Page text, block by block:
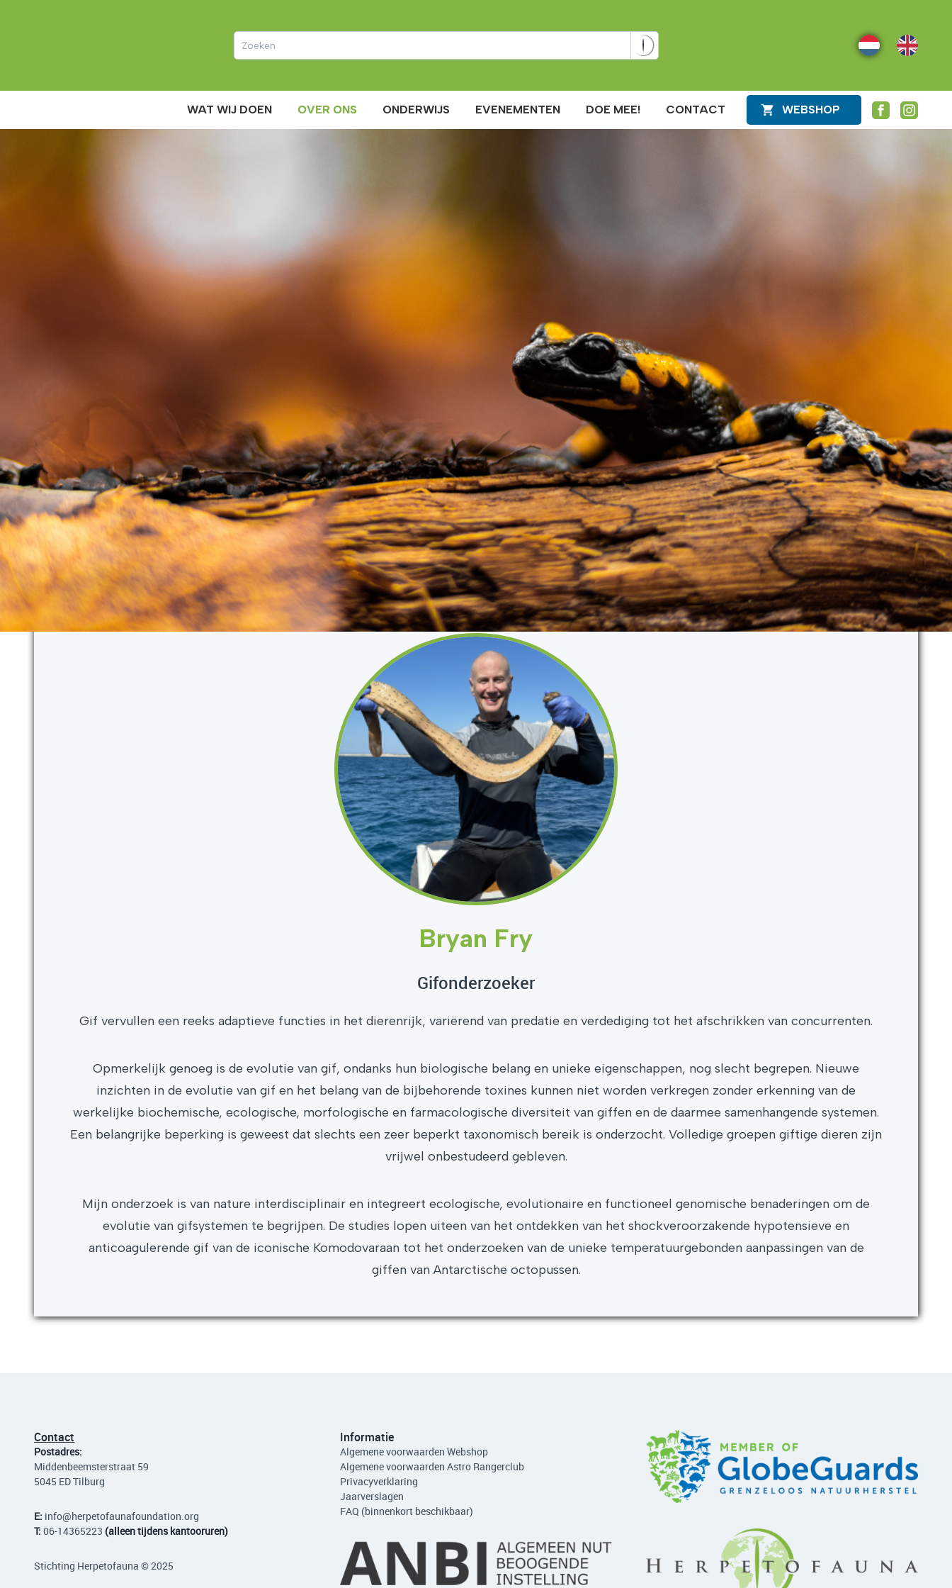
NL EN
WAT WIJ DOEN OVER ONS ONDERWIJS EVENEMENTEN DOE MEE! CONTACT WEBSHOP
Ambassadeurs
Bryan Fry
Gifonderzoeker
Gif vervullen een reeks adaptieve functies in het dierenrijk, variërend van predatie en verdediging tot het afschrikken van concurrenten.
Opmerkelijk genoeg is de evolutie van gif, ondanks hun biologische belang en unieke eigenschappen, nog slecht begrepen. Nieuwe
inzichten in de evolutie van gif en het belang van de bijbehorende toxines kunnen niet worden verkregen zonder erkenning van de
werkelijke biochemische, ecologische, morfologische en farmacologische diversiteit van giffen en de daarmee samenhangende systemen.
Een belangrijke beperking is geweest dat slechts een zeer beperkt taxonomisch bereik is onderzocht. Volledige groepen giftige dieren zijn
vrijwel onbestudeerd gebleven.
Mijn onderzoek is van nature interdisciplinair en integreert ecologische, evolutionaire en functioneel genomische benaderingen om de
evolutie van gifsystemen te begrijpen. De studies lopen uiteen van het ontdekken van het shockveroorzakende hypotensieve en
anticoagulerende gif van de iconische Komodovaraan tot het onderzoeken van de unieke temperatuurgebonden aanpassingen van de
giffen van Antarctische octopussen.
Contact
Postadres:
Middenbeemsterstraat 59
5045 ED Tilburg
E: info@herpetofaunafoundation.org
T: 06-14365223 (alleen tijdens kantooruren)
Stichting Herpetofauna © 2025
Informatie
Algemene voorwaarden Webshop
Algemene voorwaarden Astro Rangerclub
Privacyverklaring
Jaarverslagen
FAQ (binnenkort beschikbaar)